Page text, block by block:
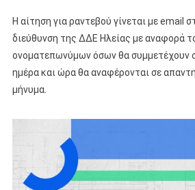
Η αίτηση για ραντεβού γίνεται με email
διεύθυνση της ΔΔΕ Ηλείας με αναφορά
ονοματεπωνύμων όσων θα συμμετέχουν
ημέρα και ώρα θα αναφέρονται σε
μήνυμα.